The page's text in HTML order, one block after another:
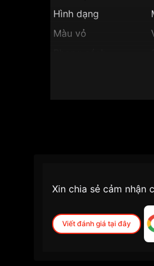
Hình dạng
Màu vỏ
Xin chia sẻ cảm nhận
Viết đánh giá tại đây